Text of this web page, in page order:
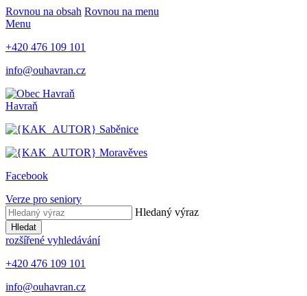
Rovnou na obsah Rovnou na menu
Menu
+420 476 109 101
info@ouhavran.cz
Havraň
Saběnice
Moravěves
Facebook
Verze pro seniory
Hledaný výraz
Hledat
rozšířené vyhledávání
+420 476 109 101
info@ouhavran.cz